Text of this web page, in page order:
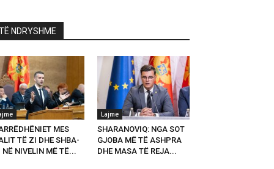
NDRYSHME
MES
TË ZI DHE SHBA-
NË NIVELIN MË TË...
Lajme
SHARANOVIQ: NGA SOT
GJOBA MË TË ASHPRA
DHE MASA TË REJA...